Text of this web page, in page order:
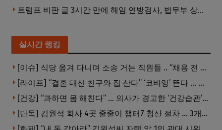
트럼프 비판 글 3시간 만에 해임 연방검사, 법무부 상대 소송
실시간 랭킹
[이슈] 식당 옮겨 다니며 소송 거는 직원들 .. “채용 전 반드시 확인해야”
[라이프] “결혼 대신 친구와 집 산다” ‘코바잉’ 뜬다 … 내 집 마련 공식 바뀌었다
[건강] “과하면 몸 해친다” … 의사가 경고한 ‘건강습관’ 5가지
[단독] 김원석 회사 4곳 줄줄이 챕터7 청산 절차 … 3개 법인 같은 날 동시 파산 신청